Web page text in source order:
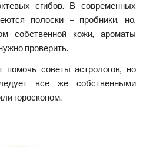
сгибов. В современных
полоски – пробники, но,
собственной кожи, ароматы
проверить.
советы астрологов, но
все же собственными
гороскопом.